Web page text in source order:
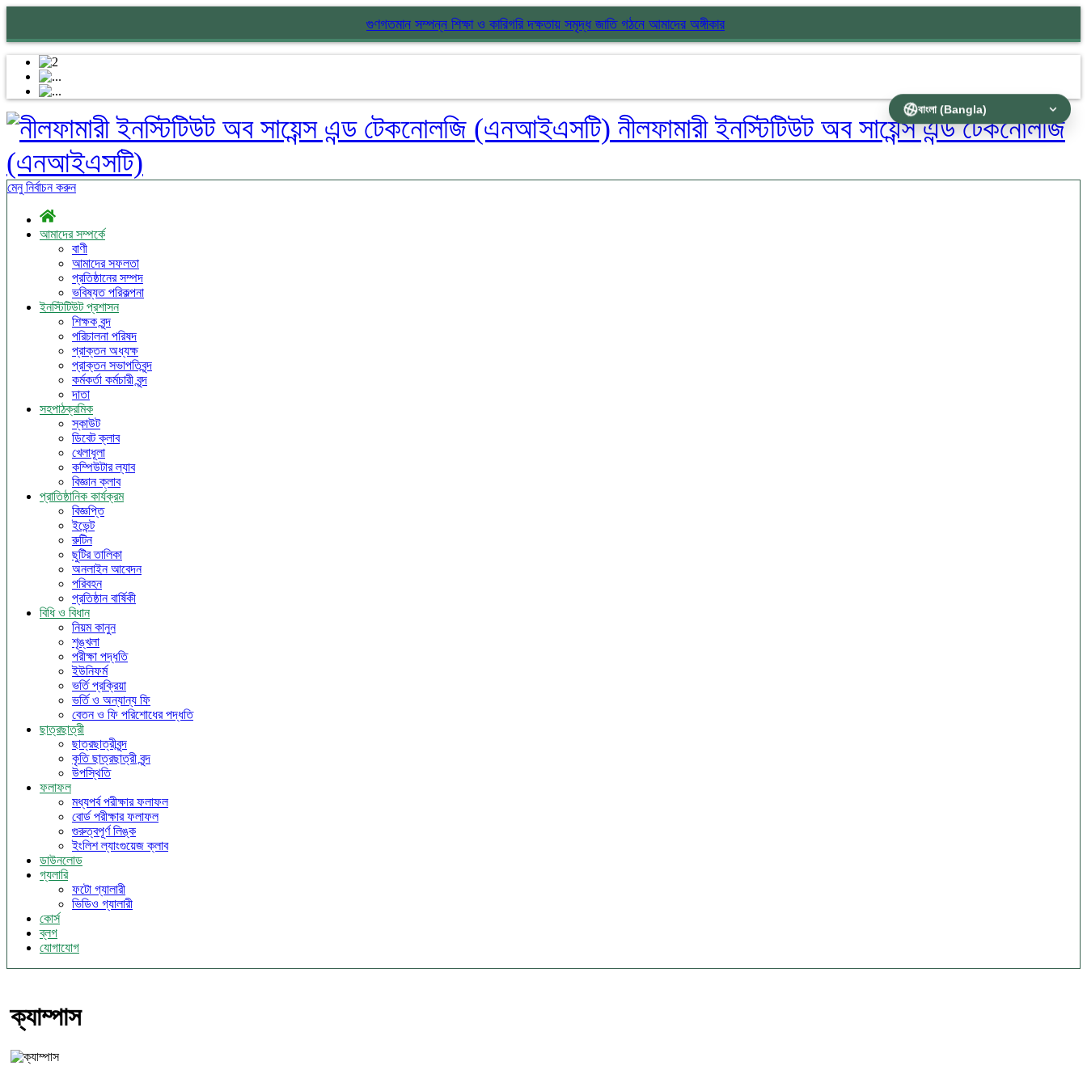
গুণগতমান সম্পন্ন শিক্ষা ও কারিগরি দক্ষতায় সমৃদ্ধ জাতি গঠনে আমাদের অঙ্গীকার
নীলফামারী ইনস্টিটিউট অব সায়েন্স এন্ড টেকনোলজি
(এনআইএসটি)
মেনু নির্বাচন করুন
আমাদের সম্পর্কে
বাণী
আমাদের সফলতা
প্রতিষ্ঠানের সম্পদ
ভবিষ্যত পরিকল্পনা
ইনস্টিটিউট প্রশাসন
শিক্ষক বৃন্দ
পরিচালনা পরিষদ
প্রাক্তন অধ্যক্ষ
প্রাক্তন সভাপতিবৃন্দ
কর্মকর্তা কর্মচারী বৃন্দ
দাতা
সহপাঠক্রমিক
স্কাউট
ডিবেট ক্লাব
খেলাধূলা
কম্পিউটার ল্যাব
বিজ্ঞান ক্লাব
প্রাতিষ্ঠানিক কার্যক্রম
বিজ্ঞপ্তি
ইভেন্ট
রুটিন
ছুটির তালিকা
অনলাইন আবেদন
পরিবহন
প্রতিষ্ঠান বার্ষিকী
বিধি ও বিধান
নিয়ম কানুন
শৃঙ্খলা
পরীক্ষা পদ্ধতি
ইউনিফর্ম
ভর্তি প্রক্রিয়া
ভর্তি ও অন্যান্য ফি
বেতন ও ফি পরিশোধের পদ্ধতি
ছাত্রছাত্রী
ছাত্রছাত্রীবৃন্দ
কৃতি ছাত্রছাত্রী বৃন্দ
উপস্থিতি
ফলাফল
মধ্যপর্ব পরীক্ষার ফলাফল
বোর্ড পরীক্ষার ফলাফল
গুরুত্বপূর্ণ লিঙ্ক
ইংলিশ ল্যাংগুয়েজ ক্লাব
ডাউনলোড
গ্যলারি
ফটো গ্যালারী
ভিডিও গ্যালারী
কোর্স
ব্লগ
যোগাযোগ
ক্যাম্পাস